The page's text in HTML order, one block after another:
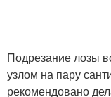
Подрезание лозы
узлом на пару
рекомендовано